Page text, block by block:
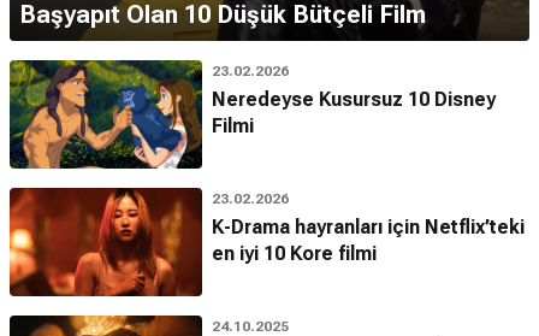
Başyapıt Olan 10 Düşük Bütçeli Film
23.02.2026
Neredeyse Kusursuz 10 Disney
Filmi
23.02.2026
K-Drama hayranları için Netflix’teki
en iyi 10 Kore filmi
24.10.2025